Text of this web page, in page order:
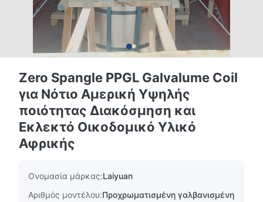
Zero Spangle PPGL Galvalume Coil
για Νότιο Αμερική Υψηλής
ποιότητας Διακόσμηση και
Εκλεκτό Οικοδομικό Υλικό
Αφρικής
Ονομασία μάρκας:Laiyuan
Αριθμός μοντέλου:Προχρωματισμένη γαλβανισμένη